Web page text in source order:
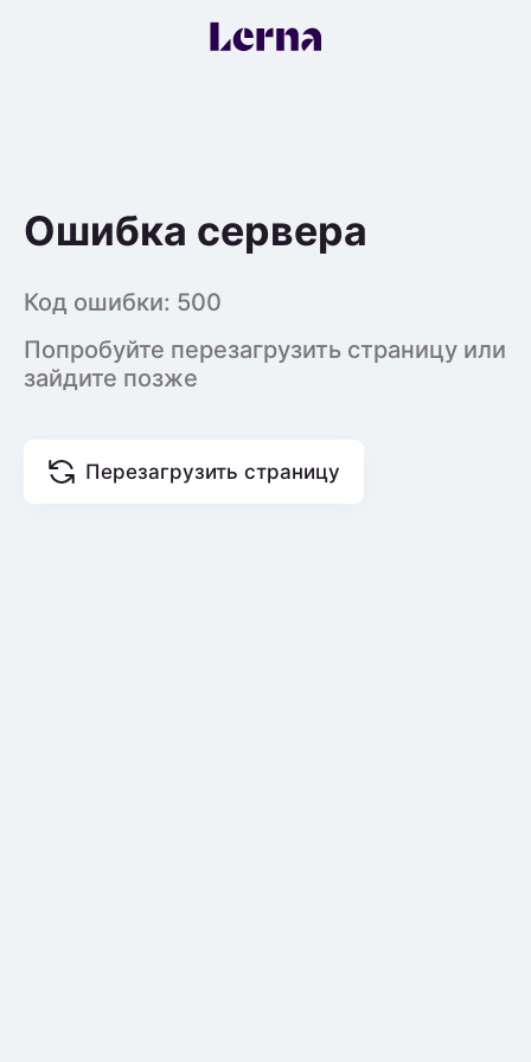
Ошибка сервера
Код ошибки: 500
Попробуйте перезагрузить страницу или
зайдите позже
Перезагрузить страницу